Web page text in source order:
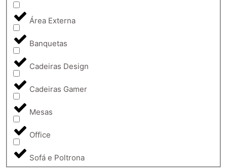
Área Externa
Banquetas
Cadeiras Design
Cadeiras Gamer
Mesas
Office
Sofá e Poltrona